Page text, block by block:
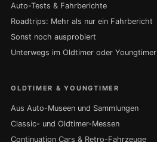
Auto-Tests & Fahrberichte
Roadtrips: Mehr als nur ein Fahrbericht
Sonst noch ausprobiert
Unterwegs im Oldtimer oder Youngtimer
OLDTIMER & YOUNGTIMER
Aus Auto-Museen und Sammlungen
Classic- und Oldtimer-Messen
Continuation Cars & Retro-Fahrzeuge